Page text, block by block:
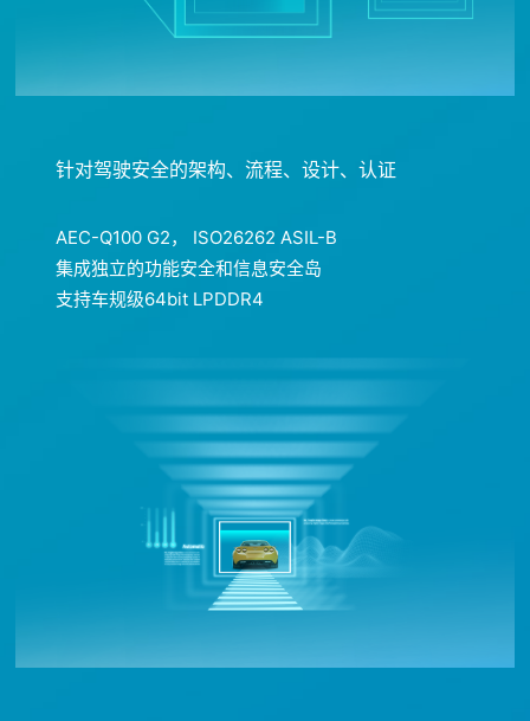
针对驾驶安全的架构、流程、设计、认证
AEC-Q100 G2， ISO26262 ASIL-B
集成独立的功能安全和信息安全岛
支持车规级64bit LPDDR4